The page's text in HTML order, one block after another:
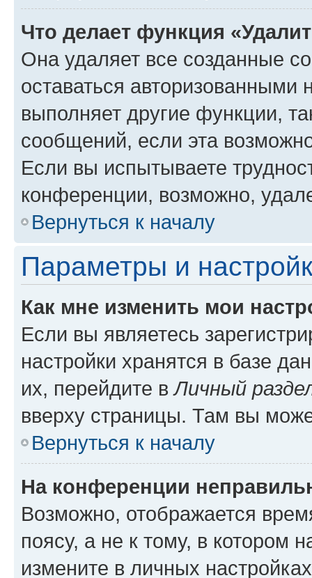
Что делает функция
Она удаляет все созданные
оставаться авторизованными
выполняет другие функции,
сообщений, если эта
Если вы испытываете
конференции, возможно,
Вернуться к началу
Параметры и
Как мне изменить мои
Если вы являетесь
настройки хранятся в базе
их, перейдите вЛичный
вверху страницы. Там вы
Вернуться к началу
На конференции
Возможно, отображается
поясу, а не к тому, в котором
измените в личных